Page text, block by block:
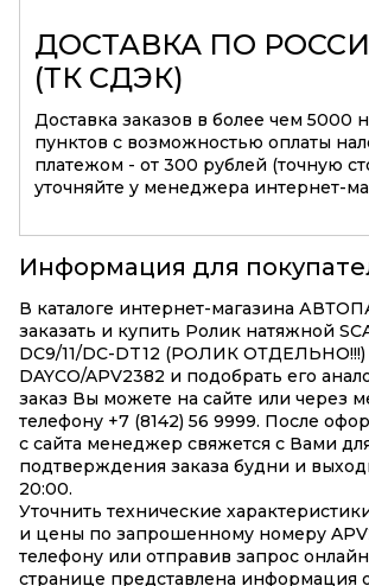
ДОСТАВКА ПО
(ТК СДЭК)
Доставка заказов в более чем 5000
пунктов с возможностью оплаты
платежом - от 300 рублей (точную
уточняйте у менеджера интернет-
Информация для
В каталоге интернет-магазина
заказать и купить Ролик натяжной
DC9/11/DC-DT12 (РОЛИК ОТДЕЛЬНО!!!)
DAYCO/APV2382 и подобрать его
заказ Вы можете на сайте или через
телефону +7 (8142) 56 9999. После
с сайта менеджер свяжется с Вами
подтверждения заказа будни и
20:00.
Уточнить технические
и цены по запрошенному номеру
телефону или отправив запрос
странице представлена информация